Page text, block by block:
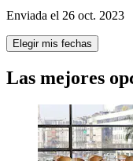
Enviada el 26 oct. 2023
Elegir mis fechas
Las mejores